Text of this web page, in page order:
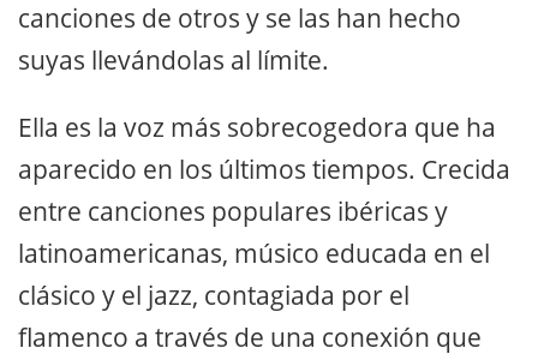
canciones de otros y se las han hecho
suyas llevándolas al límite.
Ella es la voz más sobrecogedora que ha
aparecido en los últimos tiempos. Crecida
entre canciones populares ibéricas y
latinoamericanas, músico educada en el
clásico y el jazz, contagiada por el
flamenco a través de una conexión que